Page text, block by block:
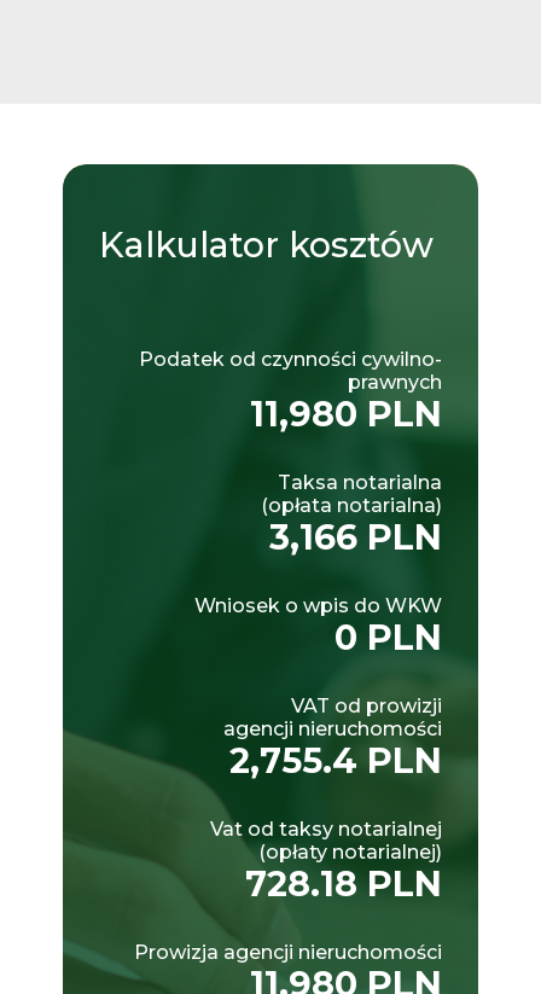
Kalkulator kosztów
Podatek od czynności cywilno-
prawnych
11,980 PLN
Taksa notarialna
(opłata notarialna)
3,166 PLN
Wniosek o wpis do WKW
0 PLN
VAT od prowizji
agencji nieruchomości
2,755.4 PLN
Vat od taksy notarialnej
(opłaty notarialnej)
728.18 PLN
Prowizja agencji nieruchomości
11,980 PLN